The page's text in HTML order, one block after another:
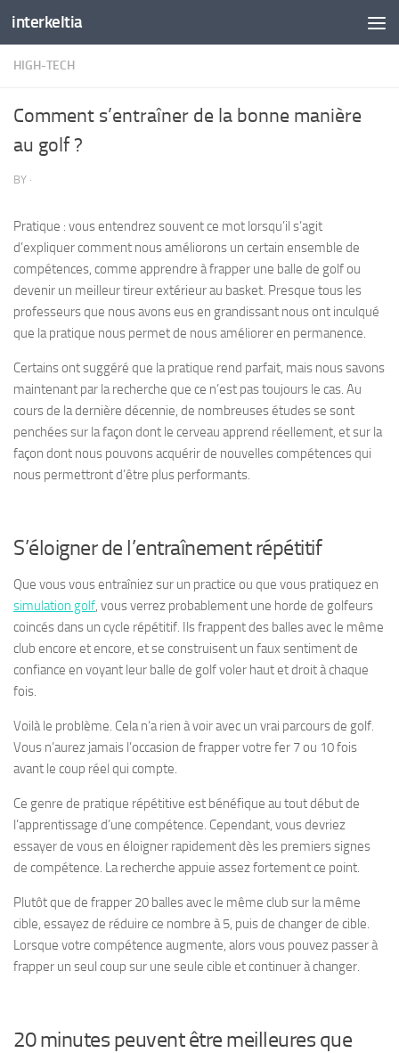
Skip to content
interkeltia
HIGH-TECH
Comment s’entraîner de la bonne manière
au golf ?
BY ·
Pratique : vous entendrez souvent ce mot lorsqu’il s’agit
d’expliquer comment nous améliorons un certain ensemble de
compétences, comme apprendre à frapper une balle de golf ou
devenir un meilleur tireur extérieur au basket. Presque tous les
professeurs que nous avons eus en grandissant nous ont inculqué
que la pratique nous permet de nous améliorer en permanence.
Certains ont suggéré que la pratique rend parfait, mais nous savons
maintenant par la recherche que ce n’est pas toujours le cas. Au
cours de la dernière décennie, de nombreuses études se sont
penchées sur la façon dont le cerveau apprend réellement, et sur la
façon dont nous pouvons acquérir de nouvelles compétences qui
nous permettront d’être plus performants.
S’éloigner de l’entraînement répétitif
Que vous vous entraîniez sur un practice ou que vous pratiquez en
simulation golf, vous verrez probablement une horde de golfeurs
coincés dans un cycle répétitif. Ils frappent des balles avec le même
club encore et encore, et se construisent un faux sentiment de
confiance en voyant leur balle de golf voler haut et droit à chaque
fois.
Voilà le problème. Cela n’a rien à voir avec un vrai parcours de golf.
Vous n’aurez jamais l’occasion de frapper votre fer 7 ou 10 fois
avant le coup réel qui compte.
Ce genre de pratique répétitive est bénéfique au tout début de
l’apprentissage d’une compétence. Cependant, vous devriez
essayer de vous en éloigner rapidement dès les premiers signes
de compétence. La recherche appuie assez fortement ce point.
Plutôt que de frapper 20 balles avec le même club sur la même
cible, essayez de réduire ce nombre à 5, puis de changer de cible.
Lorsque votre compétence augmente, alors vous pouvez passer à
frapper un seul coup sur une seule cible et continuer à changer.
20 minutes peuvent être meilleures que